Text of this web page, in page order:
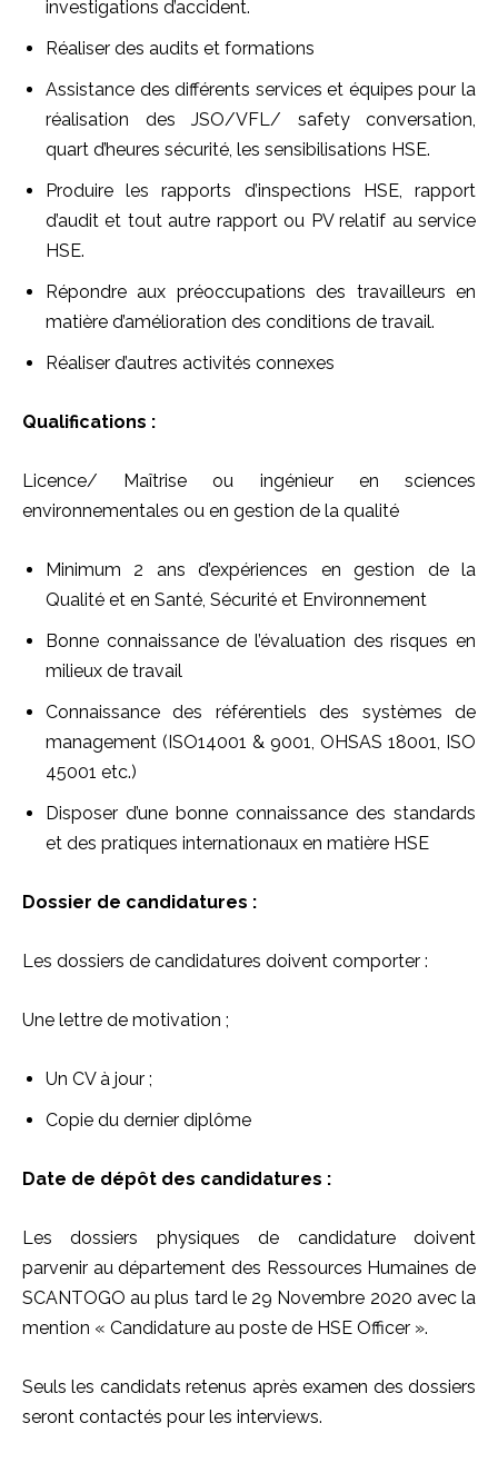
investigations d’accident.
Réaliser des audits et formations
Assistance des différents services et équipes pour la
réalisation des JSO/VFL/ safety conversation,
quart d’heures sécurité, les sensibilisations HSE.
Produire les rapports d’inspections HSE, rapport
d’audit et tout autre rapport ou PV relatif au service
HSE.
Répondre aux préoccupations des travailleurs en
matière d’amélioration des conditions de travail.
Réaliser d’autres activités connexes
Qualifications :
Licence/ Maîtrise ou ingénieur en sciences
environnementales ou en gestion de la qualité
Minimum 2 ans d’expériences en gestion de la
Qualité et en Santé, Sécurité et Environnement
Bonne connaissance de l’évaluation des risques en
milieux de travail
Connaissance des référentiels des systèmes de
management (ISO14001 & 9001, OHSAS 18001, ISO
45001 etc.)
Disposer d’une bonne connaissance des standards
et des pratiques internationaux en matière HSE
Dossier de candidatures :
Les dossiers de candidatures doivent comporter :
Une lettre de motivation ;
Un CV à jour ;
Copie du dernier diplôme
Date de dépôt des candidatures :
Les dossiers physiques de candidature doivent
parvenir au département des Ressources Humaines de
SCANTOGO au plus tard le 29 Novembre 2020 avec la
mention « Candidature au poste de HSE Officer ».
Seuls les candidats retenus après examen des dossiers
seront contactés pour les interviews.